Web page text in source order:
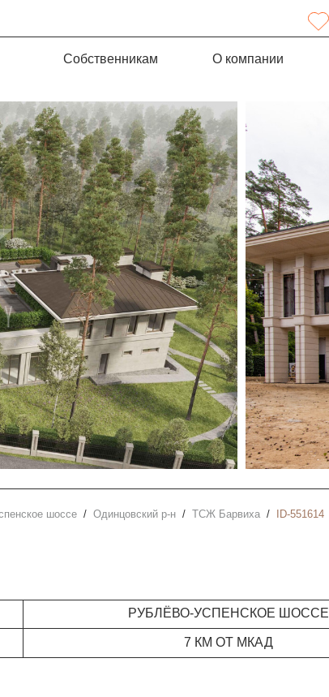
Собственникам О компании
шоссе Одинцовский р-н ТСЖ Барвиха ID-551614
РУБЛЁВО-УСПЕНСКОЕ ШОССЕ
7 КМ ОТ МКАД